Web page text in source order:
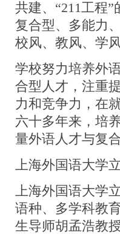
共建、“211工程
复合型、多能力
校风、教风、学
学校努力培养外
合型人才，注重
力和竞争力，在
六十多年来，培
量外语人才与复
上海外国语大学
上海外国语大学
语种、多学科教
生导师胡孟浩教